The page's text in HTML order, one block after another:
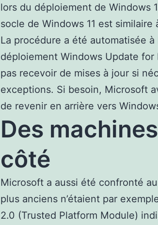
lors du déploiement de Windows
socle de Windows 11 est similaire
La procédure a été automatisée à
déploiement Windows Update for
pas recevoir de mises à jour si
exceptions. Si besoin, Microsoft
de revenir en arrière vers
Des
côté
Microsoft a aussi été confronté
plus anciens n’étaient par
2.0 (Trusted Platform Module)